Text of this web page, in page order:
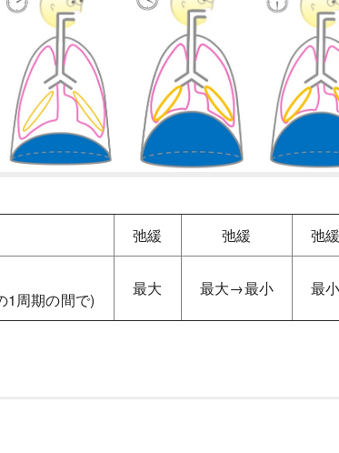
弛緩 弛緩
弛
1周期の間で)
最大 最大→最小 最